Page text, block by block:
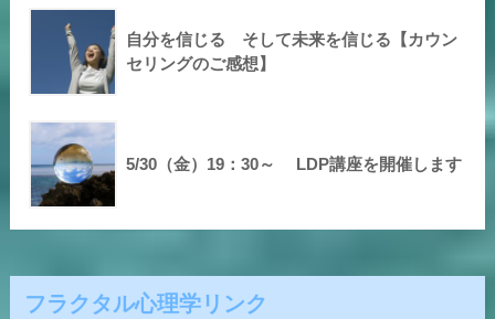
自分を信じる そして未来を信じる【カウン
セリングのご感想】
5/30（金）19：30～ LDP講座を開催します
フラクタル心理学リンク